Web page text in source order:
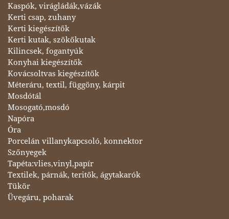
Kaspók, virágládák,vázák
Kerti csap, zuhany
Kerti kiegészítők
Kerti kutak, szökőkutak
Kilincsek, fogantyúk
Konyhai kiegészítők
Kovácsoltvas kiegészítők
Méteráru, textil, függöny, kárpit
Mosdótál
Mosogató,mosdó
Napóra
Óra
Porcelán villanykapcsoló, konnektor
Szőnyegek
Tapéta:vlies,vinyl,papír
Textilek, párnák, teritők, ágytakarók
Tükör
Üvegáru, poharak